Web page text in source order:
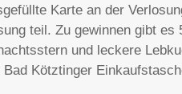
Karte an der
teil. Zu gewinnen gibt es
und leckere
Kötztinger